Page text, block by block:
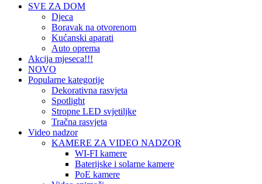
SVE ZA DOM
Djeca
Boravak na otvorenom
Kućanski aparati
Auto oprema
Akcija mjeseca!!!
NOVO
Popularne kategorije
Dekorativna rasvjeta
Spotlight
Stropne LED svjetiljke
Tračna rasvjeta
Video nadzor
KAMERE ZA VIDEO NADZOR
WI-FI kamere
Baterijske i solarne kamere
PoE kamere